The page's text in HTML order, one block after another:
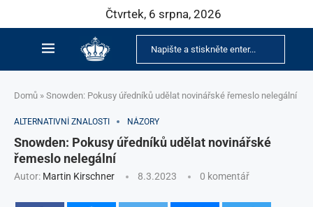
Čtvrtek, 6 srpna, 2026
Domů » Snowden: Pokusy úředníků udělat novinářské řemeslo nelegální
ALTERNATIVNÍ ZNALOSTI NÁZORY
Snowden: Pokusy úředníků udělat novinářské
řemeslo nelegální
Autor: Martin Kirschner 8.3.2023 0 komentář